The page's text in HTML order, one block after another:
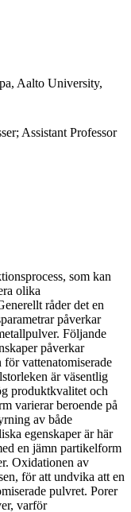
Aalto University,
Assistant Professor
som kan
olika
råder det en
påverkar
Följande
påverkar
vattenatomiserade
är väsentlig
produktkvalitet och
varierar beroende på
av både
egenskaper är här
en jämn partikelform
Oxidationen av
för att undvika att en
pulvret. Porer
varför